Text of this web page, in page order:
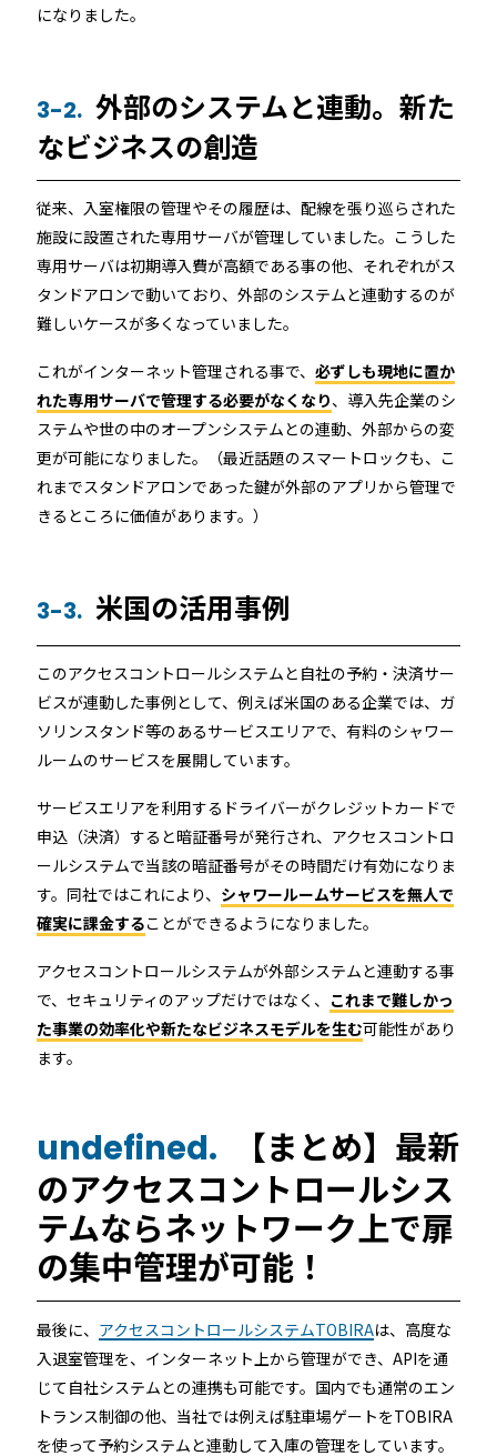
になりました。
3-2. 外部のシステムと連動。新た
なビジネスの創造
従来、入室権限の管理やその履歴は、配線を張り巡らされた
施設に設置された専用サーバが管理していました。こうした
専用サーバは初期導入費が高額である事の他、それぞれがス
タンドアロンで動いており、外部のシステムと連動するのが
難しいケースが多くなっていました。
これがインターネット管理される事で、 必ずしも現地に置か
れた専用サーバで管理する必要がなくなり、導入先企業のシ
ステムや世の中のオープンシステムとの連動、外部からの変
更が可能になりました。（最近話題のスマートロックも、こ
れまでスタンドアロンであった鍵が外部のアプリから管理で
きるところに価値があります。）
3-3. 米国の活用事例
このアクセスコントロールシステムと自社の予約・決済サー
ビスが連動した事例として、例えば米国のある企業では、ガ
ソリンスタンド等のあるサービスエリアで、有料のシャワー
ルームのサービスを展開しています。
サービスエリアを利用するドライバーがクレジットカードで
申込（決済）すると暗証番号が発行され、アクセスコントロ
ールシステムで当該の暗証番号がその時間だけ有効になりま
す。同社ではこれにより、 シャワールームサービスを無人で
確実に課金することができるようになりました。
アクセスコントロールシステムが外部システムと連動する事
で、セキュリティのアップだけではなく、 これまで難しかっ
た事業の効率化や新たなビジネスモデルを生む可能性があり
ます。
undefined.
【まとめ】最新
のアクセスコントロールシス
テムならネットワーク上で扉
の集中管理が可能！
最後に、 アクセスコントロールシステムTOBIRAは、高度な
入退室管理を、インターネット上から管理ができ、APIを通
じて自社システムとの連携も可能です。国内でも通常のエン
トランス制御の他、当社では例えば駐車場ゲートをTOBIRA
を使って予約システムと連動して入庫の管理をしています。